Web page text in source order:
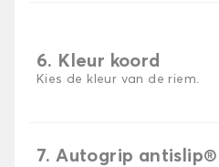
6. Kleur koord
Kies de kleur van de riem.
7. Autogrip antislip®